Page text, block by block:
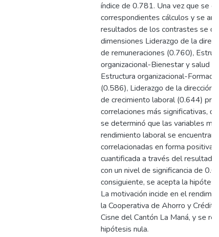
índice de 0.781. Una vez que se
correspondientes cálculos y se
resultados de los contrastes se
dimensiones Liderazgo de la
de remuneraciones (0.760),
organizacional-Bienestar y salud
Estructura organizacional-
(0.586), Liderazgo de la dirección
de crecimiento laboral (0.644)
correlaciones más significativas,
se determinó que las variables
rendimiento laboral se encuentran
correlacionadas en forma positiva
cuantificada a través del
con un nivel de significancia de
consiguiente, se acepta la
La motivación incide en el
la Cooperativa de Ahorro y
Cisne del Cantón La Maná, y se
hipótesis nula.